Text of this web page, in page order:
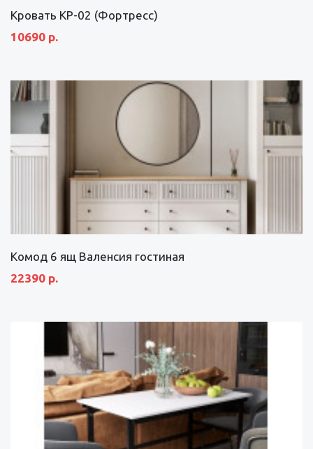
Кровать КР-02 (Фортресс)
10690 р.
Комод 6 ящ Валенсия гостиная
22390 р.